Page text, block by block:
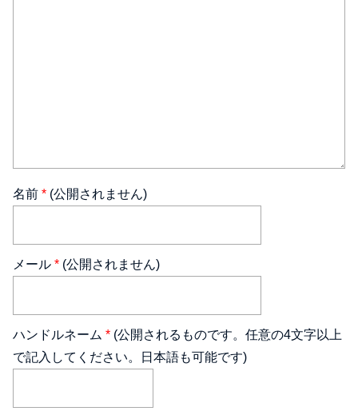
名前 * (公開されません)
メール * (公開されません)
ハンドルネーム * (公開されるものです。任意の4文字以上
で記入してください。日本語も可能です)